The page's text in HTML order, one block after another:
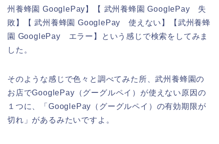
州養蜂園 GooglePay】【 武州養蜂園 GooglePay 失
敗】【 武州養蜂園 GooglePay 使えない】【武州養蜂
園 GooglePay エラー】という感じで検索をしてみま
した。
そのような感じで色々と調べてみた所、武州養蜂園の
お店でGooglePay（グーグルペイ）が使えない原因の
１つに、「GooglePay（グーグルペイ）の有効期限が
切れ」があるみたいですよ。